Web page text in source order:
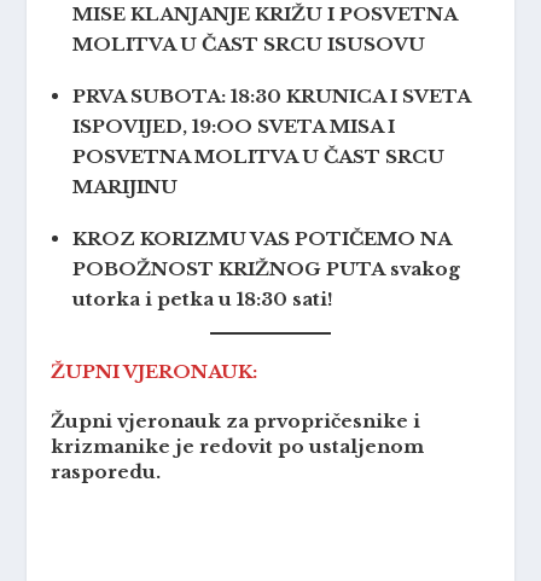
MISE KLANJANJE KRIŽU I POSVETNA
MOLITVA U ČAST SRCU ISUSOVU
PRVA SUBOTA: 18:30 KRUNICA I SVETA
ISPOVIJED, 19:OO SVETA MISA I
POSVETNA MOLITVA U ČAST SRCU
MARIJINU
KROZ KORIZMU VAS POTIČEMO NA
POBOŽNOST KRIŽNOG PUTA svakog
utorka i petka u 18:30 sati!
ŽUPNI VJERONAUK:
Župni vjeronauk za prvopričesnike i
krizmanike je redovit po ustaljenom
rasporedu.